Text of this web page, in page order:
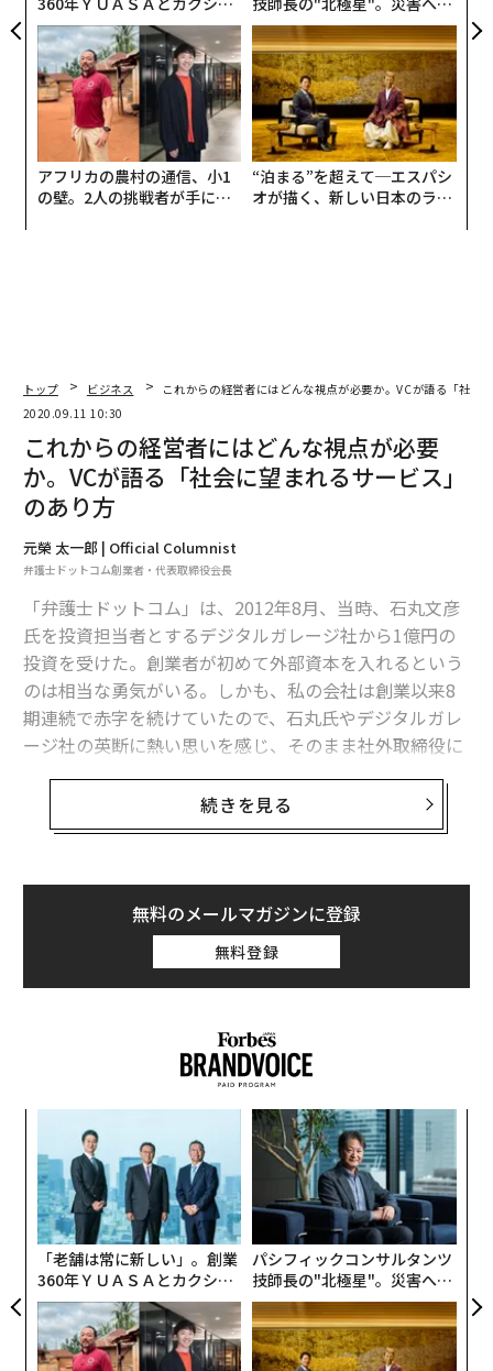
CEO田尻望が語る、AIを超え
る人の価値
無力感を乗り越え見つけた、
防災一筋20年の答え
アフリカの農村の通信、小1
の壁。2人の挑戦者が手にし
“泊まる”を超えて─エスパシ
オが描く、新しい日本のラグ
トップ ビジネス
これからの経営者にはどんな視点が必要か。VCが語る「社会
2020.09.11 10:30
これからの経営者にはどんな視点が必要
か。VCが語る「社会に望まれるサービス」
のあり方
元榮 太一郎 | Official Columnist
弁護士ドットコム創業者・代表取締役会長
「弁護士ドットコム」は、2012年8月、当時、石丸文彦
氏を投資担当者とするデジタルガレージ社から1億円の
投資を受けた。創業者が初めて外部資本を入れるという
のは相当な勇気がいる。しかも、私の会社は創業以来8
期連続で赤字を続けていたので、石丸氏やデジタルガレ
ージ社の英断に熱い思いを感じ、そのまま社外取締役に
も就いてもらい、会社は2年4カ月後の2014年12月に上
キャピタルを立ち上げ、ベンチャーキャピタリストとし
て数多くの企業を上場へと導いている石丸氏。コロナ禍
によってますます混迷を深めるこの時代に、起業家・経
営者にはどのようなマインドや視点が必要となってくる
のか。現在も最前線を走り続ける石丸氏に聞いた。
元榮太一郎（以下、元榮）：石丸さんがベンチャーキャ
ピタリストとして投資してきた企業には、そうそうたる
名前が並んでいます。これまで手がかけた企業はどんな
ところがありますか？
石丸文彦（以下、石丸）：クラウドワークス、アイリッ
ジ（O2Oアプリのプラットフォーム企業）、オークファ
ン（商品取引情報サイト運営企業）、グッドパッチ（U
I/UXデザイン支援企業）、あとは、いまはラクマになっ
たフリルなど、そして元榮さんの弁護士ドットコムです
ね。
続きを見る
無料のメールマガジンに登録
無料登録
「老舗は常に新しい」。創業
360年ＹＵＡＳＡとカクシン
CEO田尻望が語る、AIを超え
る人の価値
パシフィックコンサルタンツ
技師長の"北極星"。災害への
無力感を乗り越え見つけた、
防災一筋20年の答え